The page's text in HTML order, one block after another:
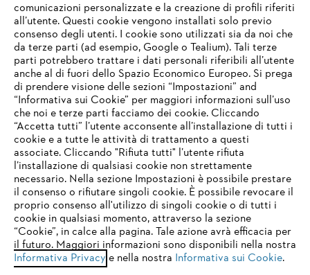
STIHL FAQ
Service
Termini e condizioni generali Privacy policy
Note legali Cookies Informazioni legali
Andreas STIHL S.p.A. - Viale delle Industrie, 15
IHR BROWSER WIRD NICHT
UNTERSTÜTZT
Sie nutzen einen Browser, den wir noch nicht unterstützen. Für
eine optimale Nutzung unserer Seite empfehlen wir Ihnen, zu
einem der folgenden Browser zu wechseln:
firefox chrome
comunicazioni personalizzate e la creazione di profili riferiti
all’utente. Questi cookie vengono installati solo previo
consenso degli utenti. I cookie sono utilizzati sia da noi che
da terze parti (ad esempio, Google o Tealium). Tali terze
parti potrebbero trattare i dati personali riferibili all’utente
anche al di fuori dello Spazio Economico Europeo. Si prega
di prendere visione delle sezioni “Impostazioni” and
“Informativa sui Cookie” per maggiori informazioni sull’uso
che noi e terze parti facciamo dei cookie. Cliccando
“Accetta tutti” l’utente acconsente all’installazione di tutti i
cookie e a tutte le attività di trattamento a questi
associate. Cliccando "Rifiuta tutti" l’utente rifiuta
l’installazione di qualsiasi cookie non strettamente
necessario. Nella sezione Impostazioni è possibile prestare
il consenso o rifiutare singoli cookie. È possibile revocare il
proprio consenso all'utilizzo di singoli cookie o di tutti i
cookie in qualsiasi momento, attraverso la sezione
“Cookie”, in calce alla pagina. Tale azione avrà efficacia per
il futuro. Maggiori informazioni sono disponibili nella nostra
Informativa Privacy e nella nostra Informativa sui Cookie.